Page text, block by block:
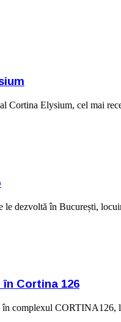
Elysium, cel mai
în București,
Cortina 126
CORTINA126,